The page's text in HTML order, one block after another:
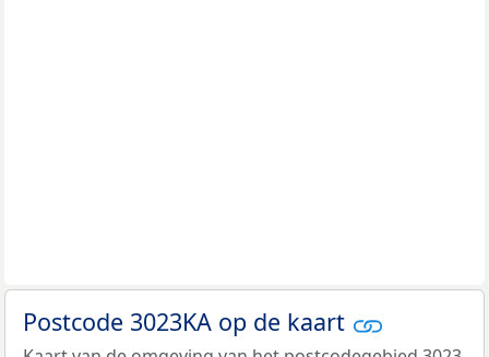
Postcode 3023KA op de kaart